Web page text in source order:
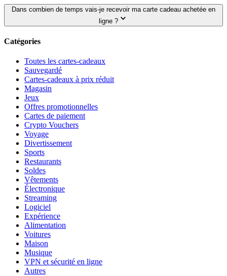
Dans combien de temps vais-je recevoir ma carte cadeau achetée en
ligne ?
Catégories
Toutes les cartes-cadeaux
Sauvegardé
Cartes-cadeaux à prix réduit
Magasin
Jeux
Offres promotionnelles
Cartes de paiement
Crypto Vouchers
Voyage
Divertissement
Sports
Restaurants
Soldes
Vêtements
Électronique
Streaming
Logiciel
Expérience
Alimentation
Voitures
Maison
Musique
VPN et sécurité en ligne
Autres